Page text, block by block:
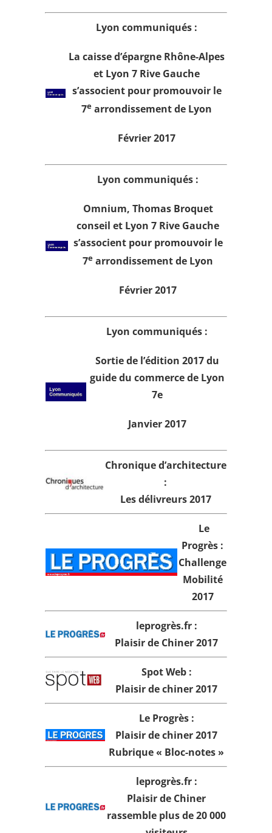
Lyon communiqués :
La caisse d’épargne Rhône-Alpes
et Lyon 7 Rive Gauche
s’associent pour promouvoir le
7e arrondissement de Lyon
Février 2017
Lyon communiqués :
Omnium, Thomas Broquet
conseil et Lyon 7 Rive Gauche
s’associent pour promouvoir le
7e arrondissement de Lyon
Février 2017
Lyon communiqués :
Sortie de l’édition 2017 du
guide du commerce de Lyon
7e
Janvier 2017
Chroniqued’architecture
:
Les délivreurs 2017
Le
Progrès :
Challenge
Mobilité
2017
leprogrès.fr:
Plaisir de Chiner 2017
Spot Web:
Plaisir de chiner 2017
Le Progrès :
Plaisir de chiner 2017
Rubrique « Bloc-notes »
leprogrès.fr :
Plaisir de Chiner
rassemble plus de 20 000